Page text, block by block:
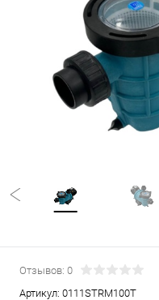
Отзывов: 0
Артикул: 0111STRM100T